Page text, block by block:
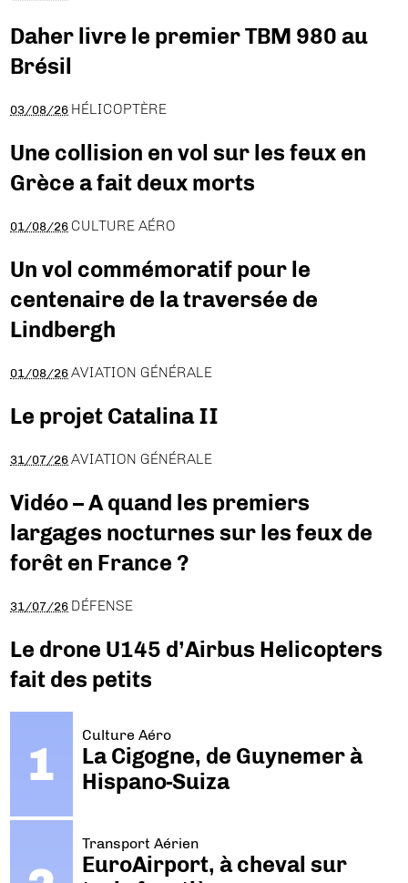
Daher livre le premier TBM 980 au
Brésil
03/08/26 HÉLICOPTÈRE
Une collision en vol sur les feux en
Grèce a fait deux morts
01/08/26 CULTURE AÉRO
Un vol commémoratif pour le
centenaire de la traversée de
Lindbergh
01/08/26 AVIATION GÉNÉRALE
Le projet Catalina II
31/07/26 AVIATION GÉNÉRALE
Vidéo – A quand les premiers
largages nocturnes sur les feux de
forêt en France ?
31/07/26 DÉFENSE
Le drone U145 d’Airbus Helicopters
fait des petits
Culture Aéro
La Cigogne, de Guynemer à
Hispano-Suiza
Transport Aérien
EuroAirport, à cheval sur